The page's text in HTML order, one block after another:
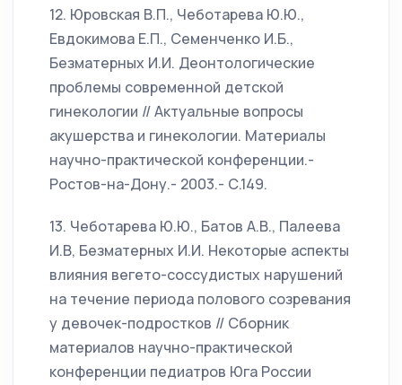
12. Юровская В.П., Чеботарева Ю.Ю.,
Евдокимова Е.П., Семенченко И.Б.,
Безматерных И.И. Деонтологические
проблемы современной детской
гинекологии // Актуальные вопросы
акушерства и гинекологии. Материалы
научно-практической конференции.-
Ростов-на-Дону.- 2003.- С.149.
13. Чеботарева Ю.Ю., Батов А.В., Палеева
И.В, Безматерных И.И. Некоторые аспекты
влияния вегето-соссудистых нарушений
на течение периода полового созревания
у девочек-подростков // Сборник
материалов научно-практической
конференции педиатров Юга России